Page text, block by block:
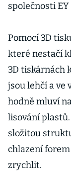
společnosti
Pomocí 3D
které nestačí
3D tiskárnách
jsou lehčí a ve
hodně mluví
lisování
složitou
chlazení
zrychlit.